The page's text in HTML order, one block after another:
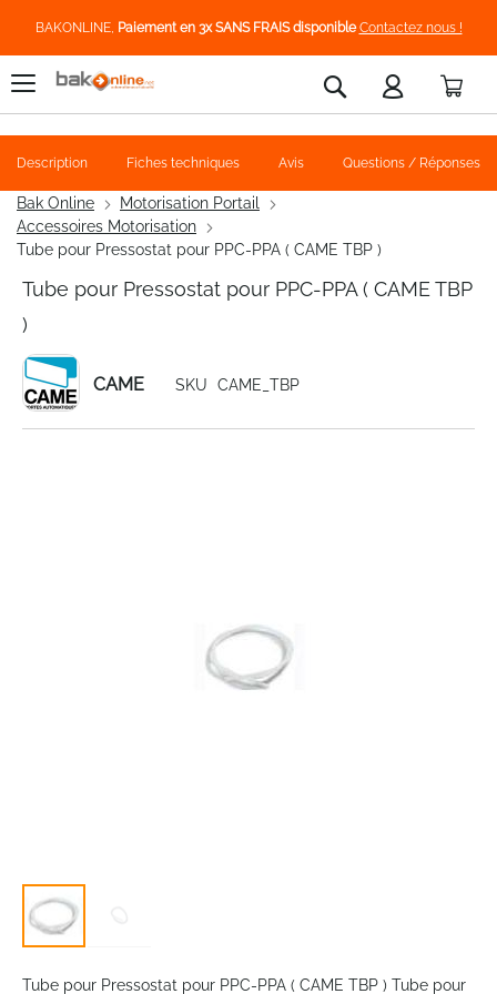
BAKONLINE, Paiement en 3x SANS FRAIS disponible Contactez nous !
Rechercher
Bak Online
Motorisation Portail
Accessoires Motorisation
Tube pour Pressostat pour PPC-PPA ( CAME TBP )
Tube pour Pressostat pour PPC-PPA ( CAME TBP
)
CAME SKU CAME_TBP
to
Tube pour Pressostat pour PPC-PPA ( CAME TBP ) Tube pour
Description Fiches techniques Avis Questions / Réponses